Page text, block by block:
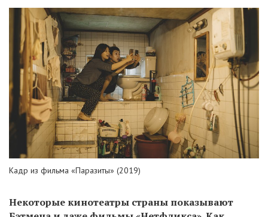
Кадр из фильма «Паразиты» (2019)
Некоторые кинотеатры страны показывают